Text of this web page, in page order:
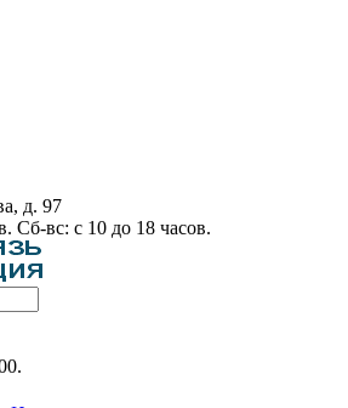
д. 97
Сб-вс: с 10 до 18 часов.